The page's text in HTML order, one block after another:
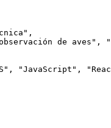
" ,
de aves " ,
"
" , "JavaScript " , "